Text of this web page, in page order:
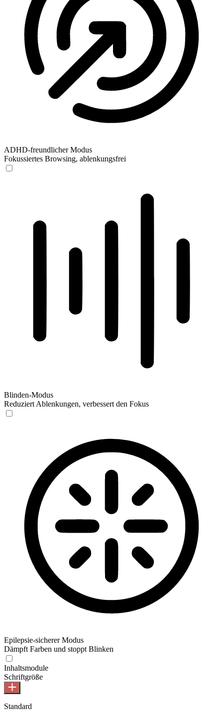
ADHD-freundlicher Modus
Fokussiertes Browsing, ablenkungsfrei
Blinden-Modus
Reduziert Ablenkungen, verbessert den Fokus
Epilepsie-sicherer Modus
Dämpft Farben und stoppt Blinken
Inhaltsmodule
Schriftgröße
Standard